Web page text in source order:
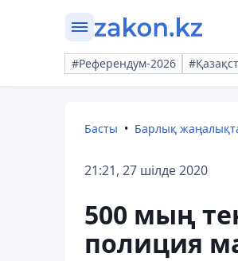
#Референдум-2026
Басты Барлық
21:21, 27 шілде 2020
500 мың
полиция